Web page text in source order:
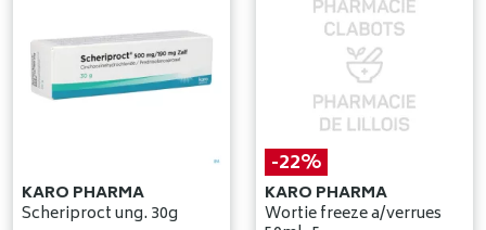
KARO PHARMA
Scheriproct ung. 30g
-22%
KARO PHARMA
Wortie freeze a/verrues